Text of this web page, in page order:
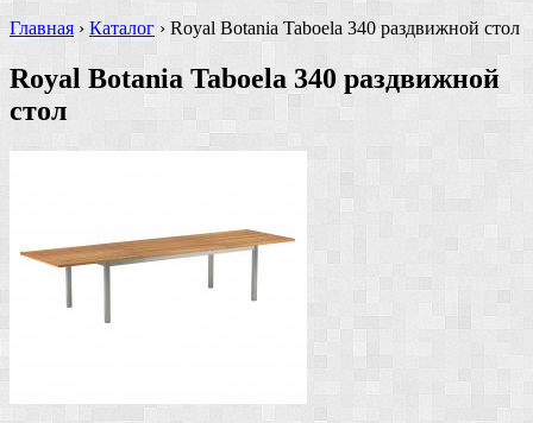
Главная › Каталог › Royal Botania Taboela 340 раздвижной стол
Royal Botania Taboela 340 раздвижной
стол